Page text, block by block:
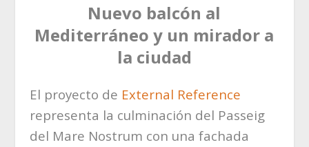
Nuevo balcón al
Mediterráneo y un mirador a
la ciudad
El proyecto de External Reference
representa la culminación del Passeig
del Mare Nostrum con una fachada